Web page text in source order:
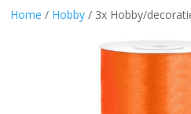
Home / Hobby / 3x Hobby/